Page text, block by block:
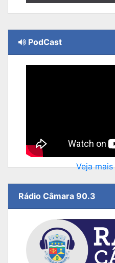
PodCast
Veja
Rádio Câmara 90.3